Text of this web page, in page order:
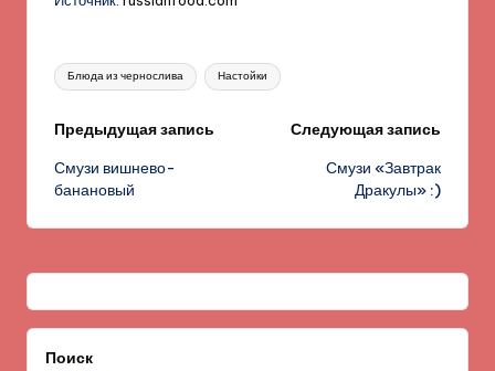
Метки:
Блюда из чернослива Настойки
Навигация
записи
Предыдущая запись
Смузи вишнево-
банановый
Следующая запись
Смузи «Завтрак
Дракулы» :)
Поиск